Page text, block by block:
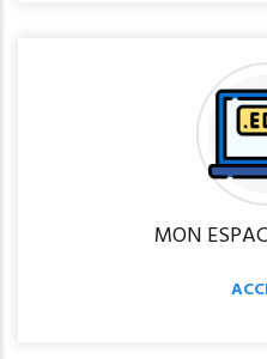
MON